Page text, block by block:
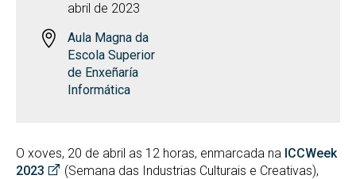
abril de 2023
Aula Magna da
Escola Superior
de Enxeñaría
Informática
O xoves, 20 de abril as 12 horas, enmarcada na ICCWeek
2023
(Semana das Industrias Culturais e Creativas),